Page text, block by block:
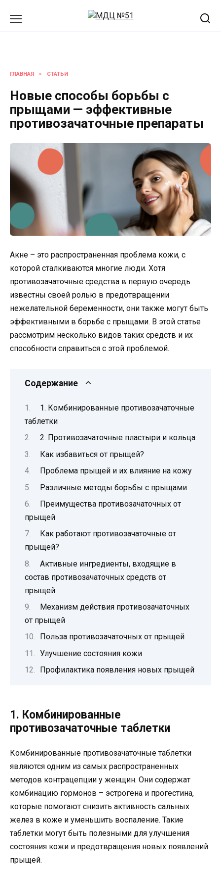
ГЛАВНАЯ » СТАТЬИ
Новые способы борьбы с
прыщами — эффективные
противозачаточные препараты
Акне – это распространенная проблема кожи, с
которой сталкиваются многие люди. Хотя
противозачаточные средства в первую очередь
известны своей ролью в предотвращении
нежелательной беременности, они также могут быть
эффективными в борьбе с прыщами. В этой статье
рассмотрим несколько видов таких средств и их
способности справиться с этой проблемой.
Содержание
1. Комбинированные противозачаточные
таблетки
2. Противозачаточные пластыри и кольца
Как избавиться от прыщей?
Проблема прыщей и их влияние на кожу
Различные методы борьбы с прыщами
Преимущества противозачаточных от
прыщей
Как работают противозачаточные от
прыщей?
Активные ингредиенты, входящие в
состав противозачаточных средств от
прыщей
Механизм действия противозачаточных
от прыщей
Польза противозачаточных от прыщей
Улучшение состояния кожи
Профилактика появления новых прыщей
1. Комбинированные
противозачаточные таблетки
Комбинированные противозачаточные таблетки
являются одним из самых распространенных
методов контрацепции у женщин. Они содержат
комбинацию гормонов – эстрогена и прогестина,
которые помогают снизить активность сальных
желез в коже и уменьшить воспаление. Такие
таблетки могут быть полезными для улучшения
состояния кожи и предотвращения новых появлений
прыщей.